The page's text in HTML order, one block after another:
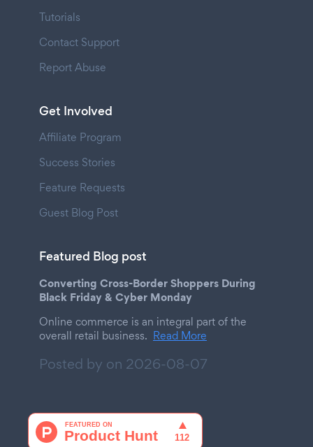
Tutorials
Contact Support
Report Abuse
Get Involved
Affiliate Program
Success Stories
Feature Requests
Guest Blog Post
Featured Blog post
Converting Cross-Border Shoppers During
Black Friday & Cyber Monday
Online commerce is an integral part of the
overall retail business. Read More
Posted by on 2026-08-07